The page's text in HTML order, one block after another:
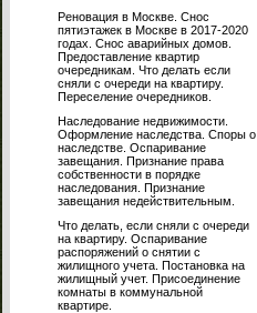
Реновация в Москве. Снос
пятиэтажек в Москве в 2017-2020
годах. Снос аварийных домов.
Предоставление квартир
очередникам. Что делать если
сняли с очереди на квартиру.
Переселение очередников.
Наследование недвижимости.
Оформление наследства. Споры о
наследстве. Оспаривание
завещания. Признание права
собственности в порядке
наследования. Признание
завещания недействительным.
Что делать, если сняли с очереди
на квартиру. Оспаривание
распоряжений о снятии с
жилищного учета. Постановка на
жилищный учет. Присоединение
комнаты в коммунальной
квартире.